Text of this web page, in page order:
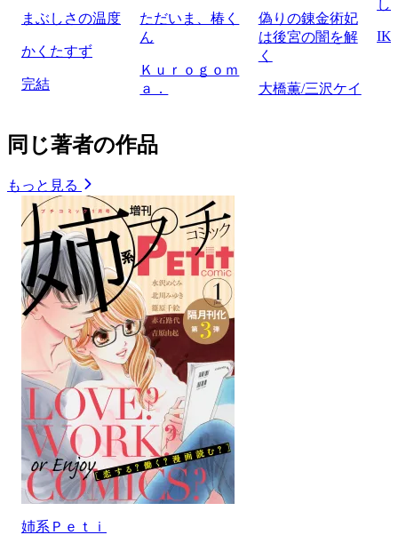
まぶしさの温度
かくたすず
完結
ただいま、椿く
ん
Ｋｕｒｏｇｏｍ
ａ．
偽りの錬金術妃
は後宮の闇を解
く
大橋薫/三沢ケイ
し
同じ著者の作品
もっと見る
姉系Ｐｅｔｉ